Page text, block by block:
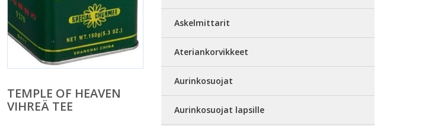
TEMPLE OF HEAVEN
VIHREÄ TEE
Askelmittarit
Ateriankorvikkeet
Aurinkosuojat
Aurinkosuojat lapsille